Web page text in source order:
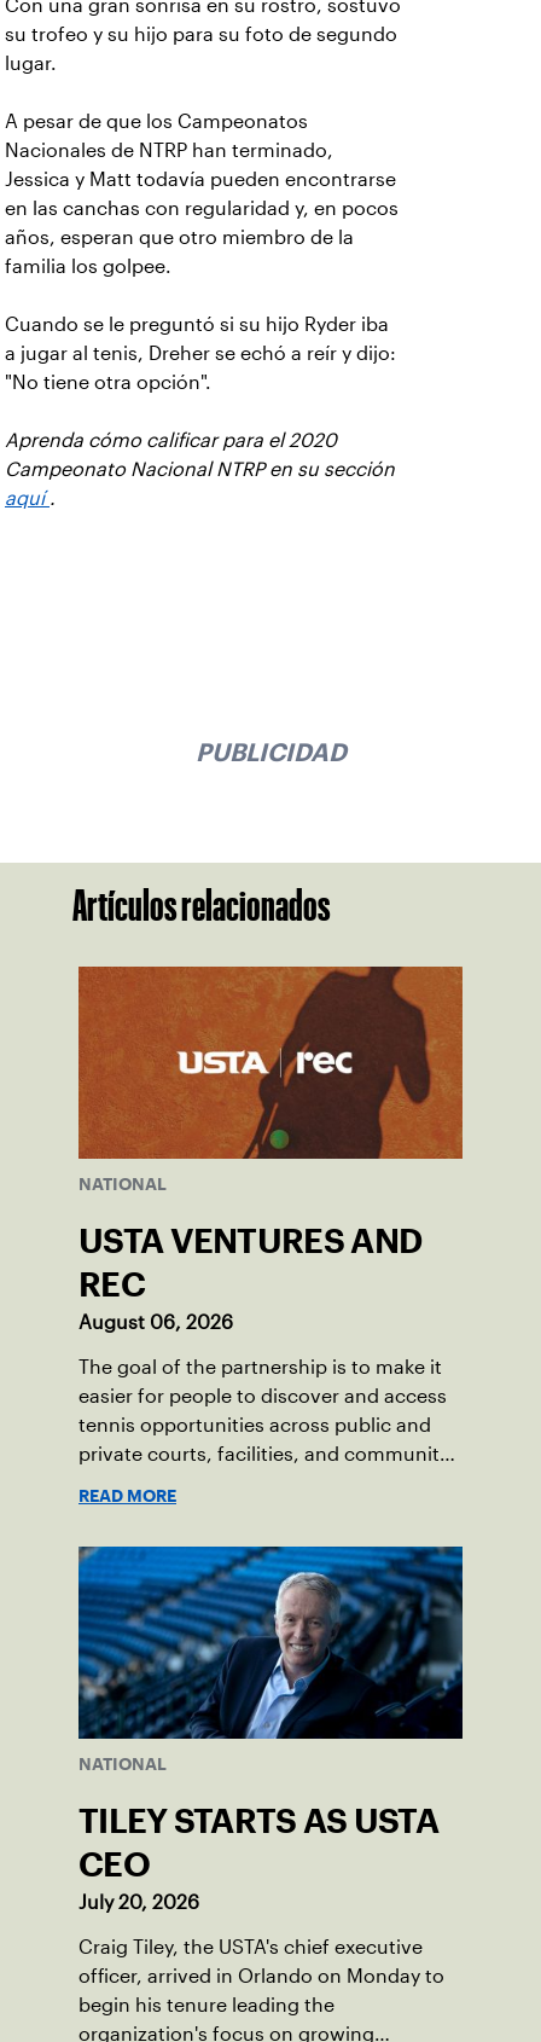
Con una gran sonrisa en su rostro, sostuvo
su trofeo y su hijo para su foto de segundo
lugar.
A pesar de que los Campeonatos
Nacionales de NTRP han terminado,
Jessica y Matt todavía pueden encontrarse
en las canchas con regularidad y, en pocos
años, esperan que otro miembro de la
familia los golpee.
Cuando se le preguntó si su hijo Ryder iba
a jugar al tenis, Dreher se echó a reír y dijo:
"No tiene otra opción".
Aprenda cómo calificar para el 2020
Campeonato Nacional NTRP en su sección
aquí.
PUBLICIDAD
Artículos relacionados
NATIONAL
USTA VENTURES AND
REC
August 06, 2026
The goal of the partnership is to make it
easier for people to discover and access
tennis opportunities across public and
private courts, facilities, and community
READ MORE
NATIONAL
TILEY STARTS AS USTA
CEO
July 20, 2026
Craig Tiley, the USTA's chief executive
officer, arrived in Orlando on Monday to
begin his tenure leading the
organization's focus on growing